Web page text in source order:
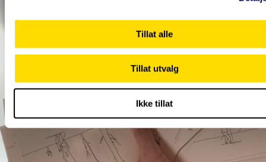
Tillat alle
Tillat utvalg
Ikke tillat